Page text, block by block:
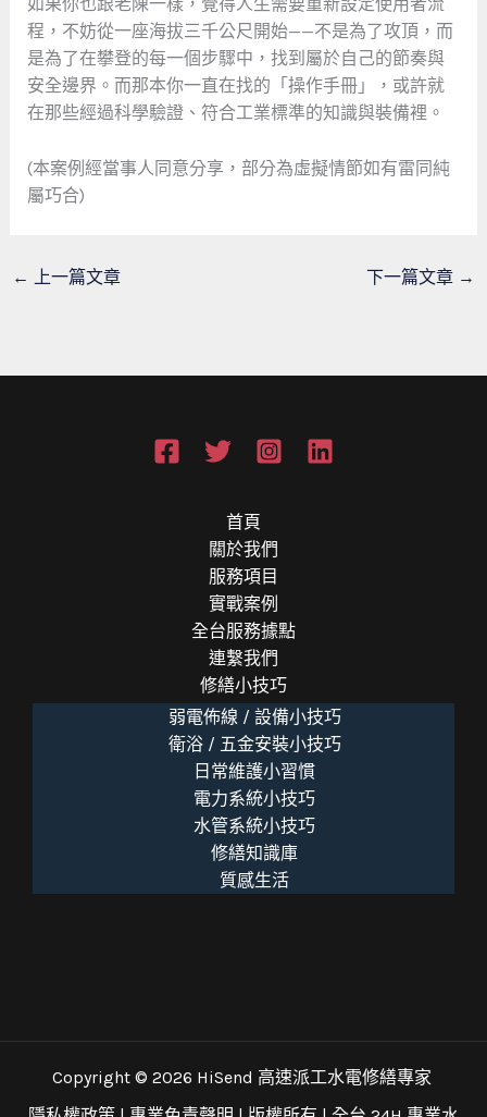
程，不妨從一座海拔三千公尺開始——不是為了攻頂，而
是為了在攀登的每一個步驟中，找到屬於自己的節奏與
安全邊界。而那本你一直在找的「操作手冊」，或許就
在那些經過科學驗證、符合工業標準的知識與裝備裡。
(本案例經當事人同意分享，部分為虛擬情節如有雷同純
屬巧合)
← 上一篇文章 下一篇文章 →
首頁
關於我們
服務項目
實戰案例
全台服務據點
連繫我們
修繕小技巧
弱電佈線 / 設備小技巧
衛浴 / 五金安裝小技巧
日常維護小習慣
電力系統小技巧
水管系統小技巧
修繕知識庫
質感生活
Copyright © 2026 HiSend 高速派工水電修繕專家